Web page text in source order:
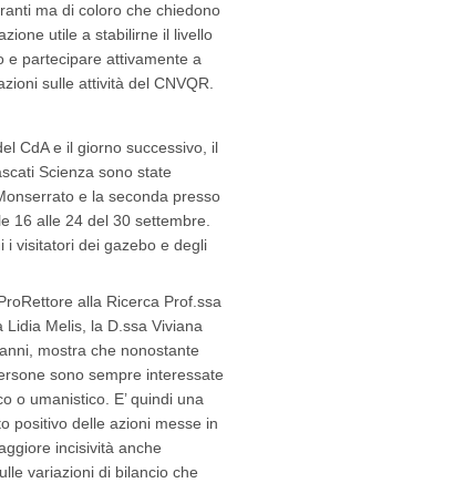
ma di coloro che chiedono
utile a stabilirne il livello
e partecipare attivamente a
sulle attività del CNVQR.
CdA e il giorno successivo, il
Scienza sono state
e la seconda presso
16 alle 24 del 30 settembre.
i visitatori dei gazebo e degli
alla Ricerca Prof.ssa
Melis, la D.ssa Viviana
mostra che nonostante
sono sempre interessate
o umanistico. E’ quindi una
positivo delle azioni messe in
incisività anche
variazioni di bilancio che